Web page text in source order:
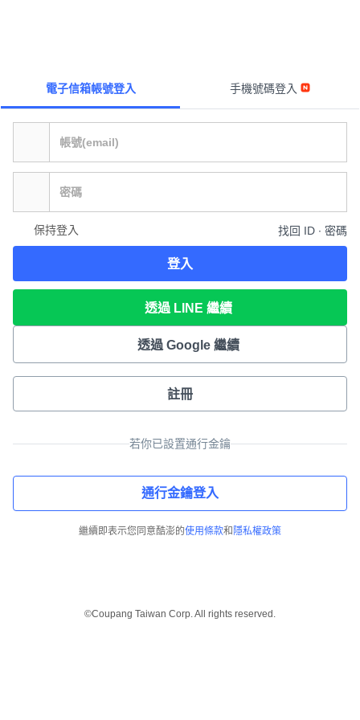
電子信箱帳號登入 手機號碼登入
保持登入 找回 ID ∙ 密碼
登入
透過 LINE 繼續
透過 Google 繼續
註冊
若你已設置通行金鑰
通行金鑰登入
繼續即表示您同意酷澎的使用條款和 隱私權政策
©Coupang Taiwan Corp. All rights reserved.